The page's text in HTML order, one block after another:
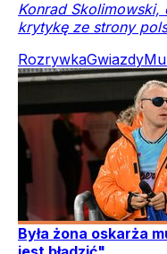
Katarzyna
wygrała siódmy etap
France Femmes,
podjeździe pod Mont
prowadzenie w
koszulkę liderki.
SportRozrywka